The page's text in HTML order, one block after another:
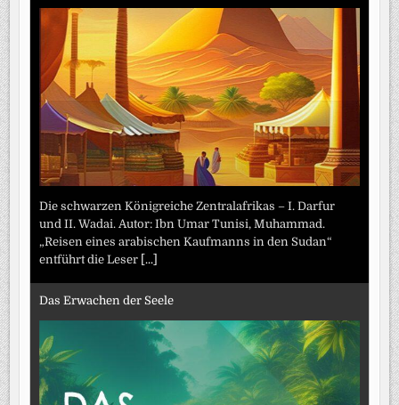
Die schwarzen Königreiche Zentralafrikas – I. Darfur
und II. Wadai. Autor: Ibn Umar Tunisi, Muhammad.
„Reisen eines arabischen Kaufmanns in den Sudan“
entführt die Leser [...]
Das Erwachen der Seele